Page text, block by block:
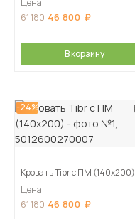
Цена
61 180 46 800
В корзину
-24%
Кровать Tibr с ПМ (140х200)
Цена
61 180 46 800